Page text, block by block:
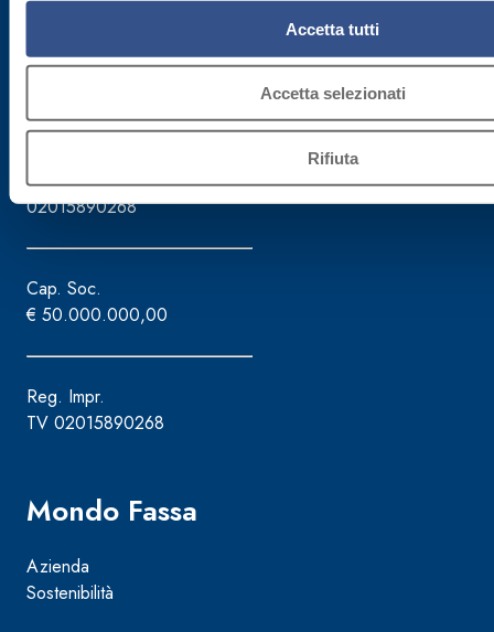
Accetta tutti
Accetta selezionati
Rifiuta
Gestione ordini - 800.333.435
Assistenza attrezzature - 800.353.637
C.F./P.IVA
02015890268
Cap. Soc.
€ 50.000.000,00
Reg. Impr.
TV 02015890268
Mondo Fassa
Azienda
Sostenibilità